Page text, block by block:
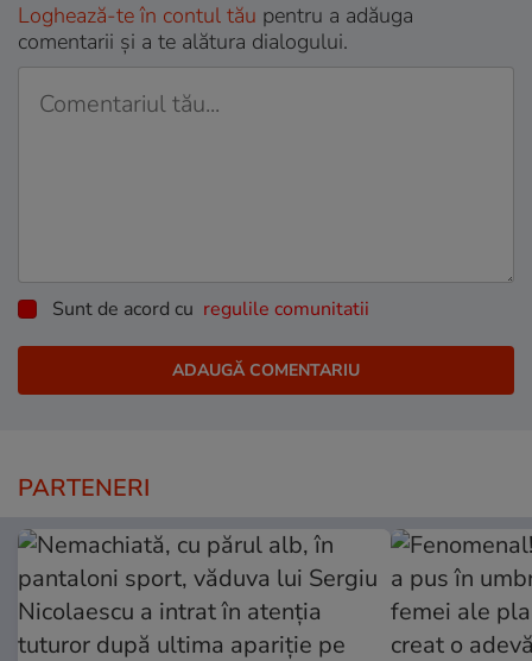
Loghează-te în contul tău pentru a adăuga
comentarii și a te alătura dialogului.
Sunt de acord cu regulile comunitatii
PARTENERI